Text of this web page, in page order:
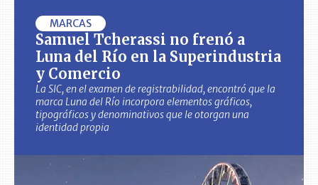
MARCAS
Samuel Tcherassi no frenó a
Luna del Río en la Superindustria
y Comercio
La SIC, en el examen de registrabilidad, encontró que la
marca Luna del Río incorpora elementos gráficos,
tipográficos y denominativos que le otorgan una
identidad propia